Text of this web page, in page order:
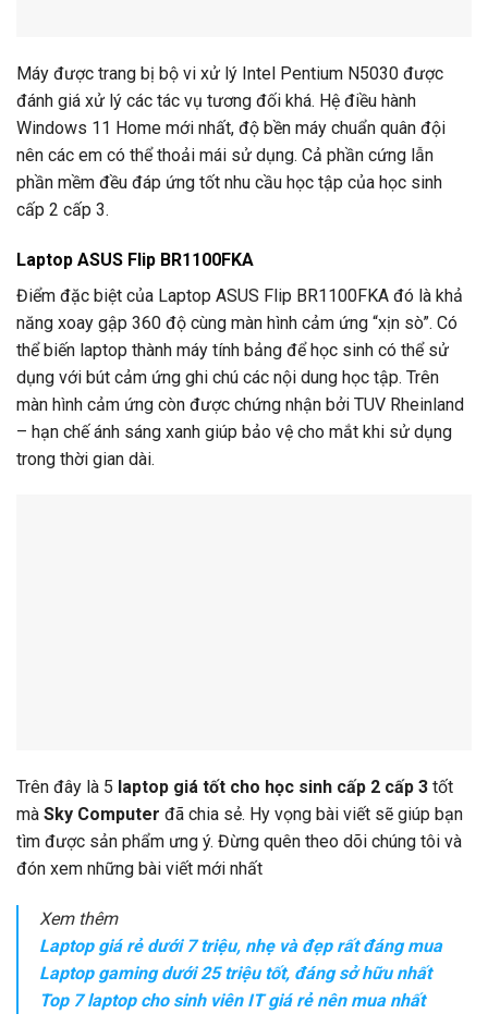
Máy được trang bị bộ vi xử lý Intel Pentium N5030 được
đánh giá xử lý các tác vụ tương đối khá. Hệ điều hành
Windows 11 Home mới nhất, độ bền máy chuẩn quân đội
nên các em có thể thoải mái sử dụng. Cả phần cứng lẫn
phần mềm đều đáp ứng tốt nhu cầu học tập của học sinh
cấp 2 cấp 3.
Laptop ASUS Flip BR1100FKA
Điểm đặc biệt của Laptop ASUS Flip BR1100FKA đó là khả
năng xoay gập 360 độ cùng màn hình cảm ứng “xịn sò”. Có
thể biến laptop thành máy tính bảng để học sinh có thể sử
dụng với bút cảm ứng ghi chú các nội dung học tập. Trên
màn hình cảm ứng còn được chứng nhận bởi TUV Rheinland
– hạn chế ánh sáng xanh giúp bảo vệ cho mắt khi sử dụng
trong thời gian dài.
Trên đây là 5 laptop giá tốt cho học sinh cấp 2 cấp 3 tốt
mà Sky Computer đã chia sẻ. Hy vọng bài viết sẽ giúp bạn
tìm được sản phẩm ưng ý. Đừng quên theo dõi chúng tôi và
đón xem những bài viết mới nhất
Xem thêm
Laptop giá rẻ dưới 7 triệu, nhẹ và đẹp rất đáng mua
Laptop gaming dưới 25 triệu tốt, đáng sở hữu nhất
Top 7 laptop cho sinh viên IT giá rẻ nên mua nhất